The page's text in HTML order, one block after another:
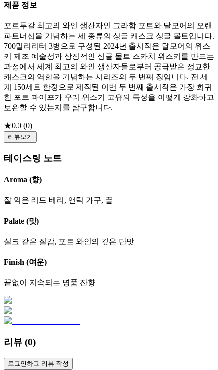
제품 정보
포르투갈 최고의 와인 생산자인 그라함 포트와 달모어의 오랜
파트너십을 기념하는 세 종류의 싱글 캐스크 싱글 몰트입니다.
700밀리리터 3병으로 구성된 2024년 출시작은 달모어의 위스
키 제조 예술성과 상징적인 싱글 몰트 스카치 위스키를 만드는
과정에서 세계 최고의 와인 생산자들로부터 공급받은 정교한
캐스크의 역할을 기념하는 시리즈의 두 번째 장입니다. 전 세
계 150세트 한정으로 제작된 이번 두 번째 출시작은 가장 희귀
한 포트 파이프가 우리 위스키 고유의 특성을 어떻게 강화하고
보완할 수 있는지를 탐구합니다.
★0.0 (0)
리뷰보기
테이스팅 노트
Aroma (향)
잘 익은 레드 베리, 앤틱 가구, 꿀
Palate (맛)
실크 같은 질감, 포트 와인의 깊은 단맛
Finish (여운)
끝없이 지속되는 명품 잔향
리뷰 (0)
로그인하고 리뷰 작성